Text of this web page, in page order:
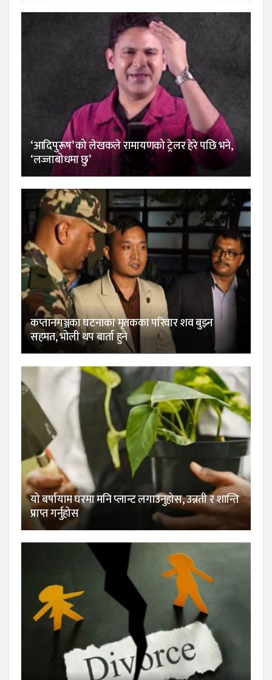
‘आदिपुरूष’ को लेखकले रामायणको ट्रेलर हेरे पछि भने,
‘लज्जाबोधमा छु’
कप्तानगञ्जका घटनाका मृतकका परिवार शव बुझ्न
सहमत, भोली थप बार्ता हुने
यो बर्षायाम घरमा मनि प्लान्ट लगाउनुहोस, उन्नती र शान्ति
प्राप्त गर्नुहोस